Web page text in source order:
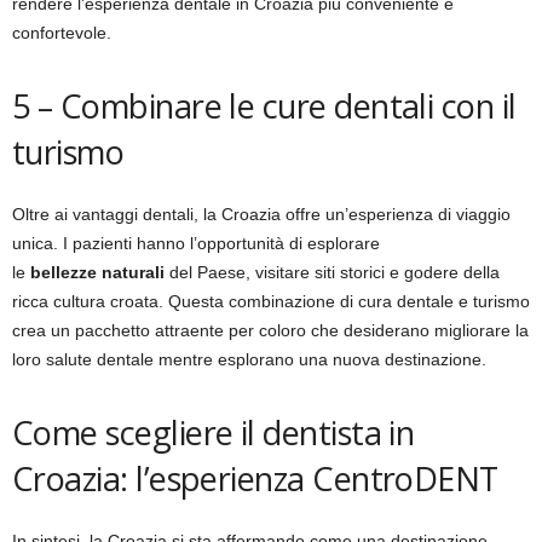
rendere l’esperienza dentale in Croazia più conveniente e
confortevole.
5 – Combinare le cure dentali con il
turismo
Oltre ai vantaggi dentali, la Croazia offre un’esperienza di viaggio
unica. I pazienti hanno l’opportunità di esplorare
le bellezze naturali del Paese, visitare siti storici e godere della
ricca cultura croata. Questa combinazione di cura dentale e turismo
crea un pacchetto attraente per coloro che desiderano migliorare la
loro salute dentale mentre esplorano una nuova destinazione.
Come scegliere il dentista in
Croazia: l’esperienza CentroDENT